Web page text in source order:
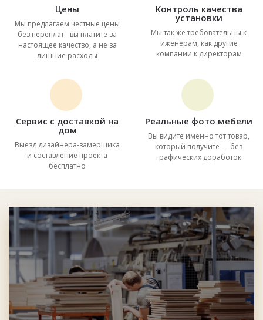
Цены
Мы предлагаем честные цены
без переплат - вы платите за
настоящее качество, а не за
лишние расходы
Контроль качества
установки
Мы так же требовательны к
иженерам, как другие
компании к директорам
Сервис с доставкой на
дом
Выезд дизайнера-замерщика
и составление проекта
бесплатно
Реальные фото мебели
Вы видите именно тот товар,
который получите — без
графических доработок